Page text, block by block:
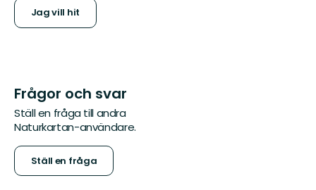
Jag vill hit
Frågor och svar
Ställ en fråga till andra
Naturkartan-användare.
Ställ en fråga